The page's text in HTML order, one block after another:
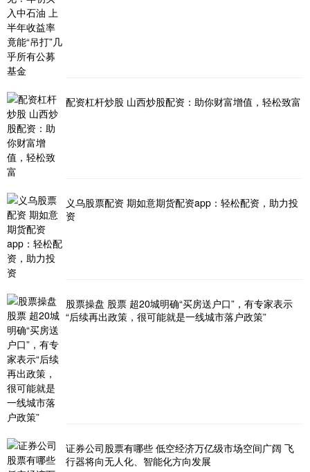
配资杠杆炒股 山西炒股配资：助你财富增值，轻松致富
义乌股票配资 期如意期货配资app：轻松配资，助力投
资
股票操盘 股票 超20城明确“买房送户口”，有专家表示
“后续再出政策，很可能就是一线城市落户政策”
证券公司股票有哪些 低空经济万亿级市场空间广阔 飞
行器将向无人化、智能化方向发展